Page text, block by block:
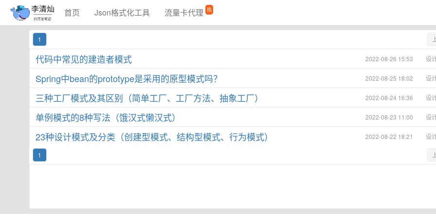
首页 Json格式化工具 流量卡代理 热
1
代码中常见的建造者模式 2022-08-26 15:53 设
Spring中bean的prototype是采用的原型模式吗？ 2022-08-25 18:02 设
三种工厂模式及其区别（简单工厂、工厂方法、抽象工厂） 2022-08-24 16:36 设
单例模式的8种写法（饿汉式懒汉式） 2022-08-23 11:00 设
23种设计模式及分类（创建型模式、结构型模式、行为模式） 2022-08-22 18:21 设
1